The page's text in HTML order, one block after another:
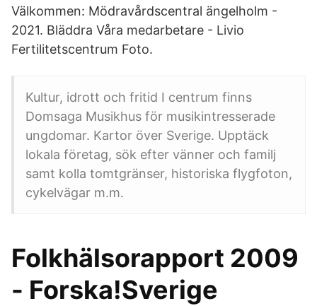
Välkommen: Mödravårdscentral ängelholm -
2021. Bläddra Våra medarbetare - Livio
Fertilitetscentrum Foto.
Kultur, idrott och fritid I centrum finns
Domsaga Musikhus för musikintresserade
ungdomar. Kartor över Sverige. Upptäck
lokala företag, sök efter vänner och familj
samt kolla tomtgränser, historiska flygfoton,
cykelvägar m.m.
Folkhälsorapport 2009
- Forska!Sverige